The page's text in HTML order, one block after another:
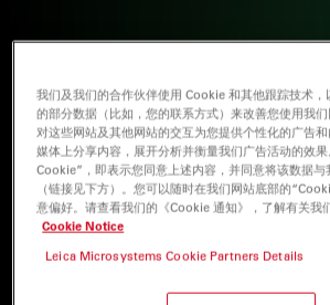
我们及我们的合作伙伴使用 Cookie 和其他跟踪技术
的部分数据（比如，您的联系方式）来改善您使用我
对这些网站及其他网站的交互为您提供个性化的广告
媒体上分享内容，展开分析并衡量我们广告活动的效
Cookie”，即表示您同意上述内容，并同意将该数据
（链接见下方）。您可以随时在我们网站底部的
意偏好。请查看我们的《Cookie 通知》，了解有关我
Cookie Notice
Leica Microsystems Cookie Partners Details